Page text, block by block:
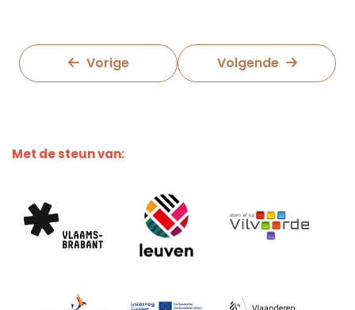
Vorige Volgende
Met de steun van: